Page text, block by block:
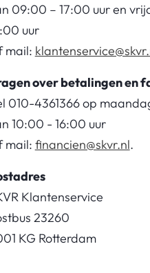
09:00 – 17:00 uur en
uur
mail:
over betalingen en
010-4361366 op
10:00 - 16:00 uur
mail: financien@skvr.nl.
Klantenservice
23260
KG Rotterdam